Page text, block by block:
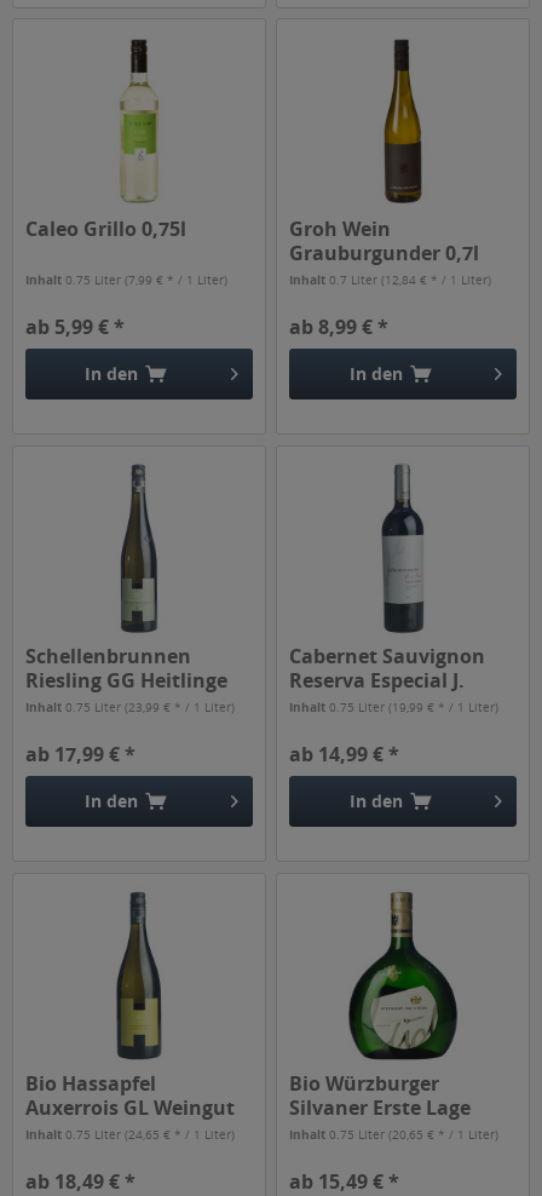
Caleo Grillo 0,75l
Inhalt0.75 Liter(7,99 € * / 1 Liter)
ab 5,99 € *
In den
Groh Wein
Grauburgunder 0,7l
Inhalt0.7 Liter(12,84 € * / 1 Liter)
ab 8,99 € *
In den
Schellenbrunnen
Riesling GG Heitlinge
0,75l
Inhalt0.75 Liter(23,99 € * / 1 Liter)
ab 17,99 € *
In den
Cabernet Sauvignon
Reserva Especial J.
Bouchon...
Inhalt0.75 Liter(19,99 € * / 1 Liter)
ab 14,99 € *
In den
Bio Hassapfel
Auxerrois GL Weingut
Heitlinger...
Inhalt0.75 Liter(24,65 € * / 1 Liter)
ab 18,49 € *
Bio Würzburger
Silvaner Erste Lage
Weingut am...
Inhalt0.75 Liter(20,65 € * / 1 Liter)
ab 15,49 € *